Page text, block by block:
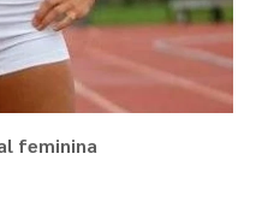
feminina